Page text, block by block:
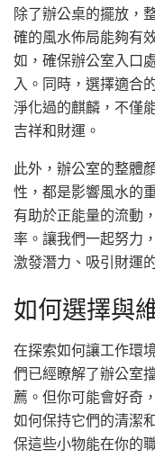
除了辦公桌的擺放，
確的風水佈局能夠有
如，確保辦公室入口
入。同時，選擇適合
淨化過的麒麟，不僅
吉祥和財運。
此外，辦公室的整體
性，都是影響風水的
有助於正能量的流動
率。讓我們一起努力
激發潛力、吸引財運
如何選擇與
在探索如何讓工作環
們已經瞭解了辦公室
薦。但你可能會好奇
如何保持它們的清潔
保這些小物能在你的